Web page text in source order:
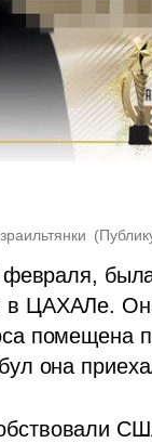
(
ЦАХАЛе.
помещена
она